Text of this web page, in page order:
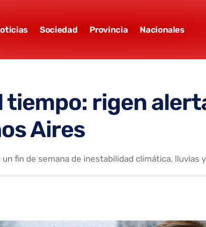
Sociedad Provincia Nacionales
tiempo: rigen
Aires
fin de semana de inestabilidad climática,